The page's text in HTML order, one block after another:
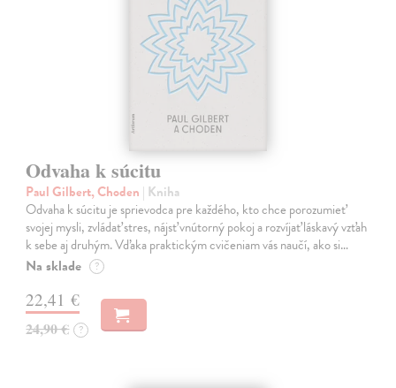
Odvaha k súcitu
Paul Gilbert, Choden | Kniha
Odvaha k súcitu je sprievodca pre každého, kto chce porozumieť
svojej mysli, zvládať stres, nájsť vnútorný pokoj a rozvíjať láskavý vzťah
k sebe aj druhým. Vďaka praktickým cvičeniam vás naučí, ako si…
Na sklade ?
22,41 €
24,90 € ?